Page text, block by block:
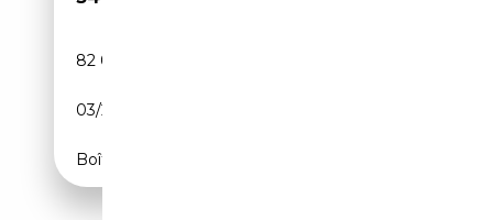
82 000 km
03/2022
Boîte automatique